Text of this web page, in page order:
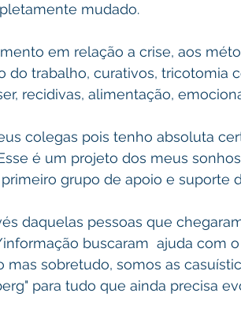
mudado.
em relação a crise, aos
do trabalho, curativos, tricotomia
recidivas, alimentação,
colegas pois tenho absoluta
é um projeto dos meus
grupo de apoio e suporte
daquelas pessoas que
buscaram  ajuda com
sobretudo, somos as
para tudo que ainda precisa